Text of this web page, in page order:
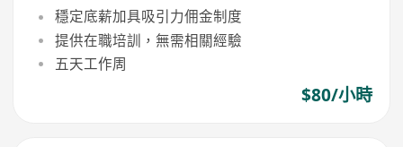
穩定底薪加具吸引力佣金制度
提供在職培訓，無需相關經驗
五天工作周
$80/小時